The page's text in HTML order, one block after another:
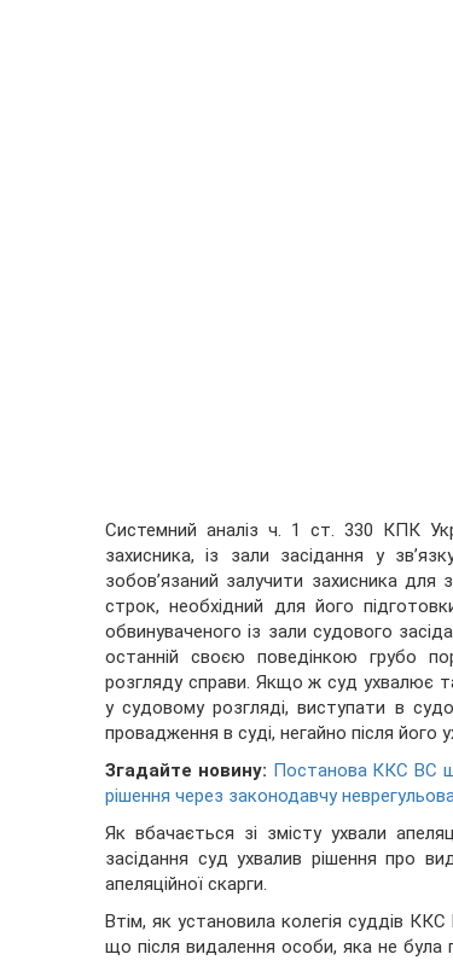
Системний аналіз ч. 1 ст. 330 КПК
захисника, із зали засідання у
зобов’язаний залучити захисника для
строк, необхідний для його
обвинуваченого із зали судового
останній своєю поведінкою грубо
розгляду справи. Якщо ж суд ухвалює
у судовому розгляді, виступати в
провадження в суді, негайно після
Згадайте новину: Постанова ККС ВС
рішення через законодавчу
Як вбачається зі змісту ухвали
засідання суд ухвалив рішення про
апеляційної скарги.
Втім, як установила колегія суддів
що після видалення особи, яка не була